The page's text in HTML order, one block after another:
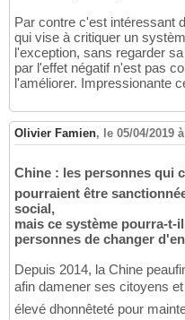
Par contre c'est intéressant
qui vise à critiquer un
l'exception, sans regarder
par l'effet négatif n'est pas
l'améliorer. Impressionante
Olivier Famien, le 05/04/2019
Chine : les personnes qui
pourraient être
social,
mais ce système pourra-t-
personnes de changer
Depuis 2014, la Chine
afin damener ses citoyens
élevé dhonnêteté pour